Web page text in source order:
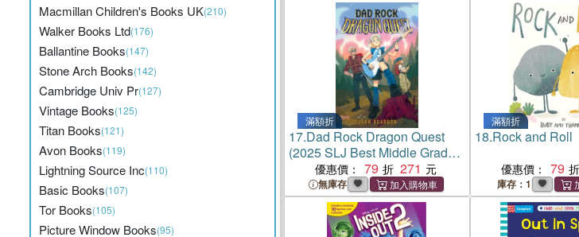
Macmillan Children's Books UK(210)
Walker Books Ltd(176)
Ballantine Books(147)
Stone Arch Books(142)
Cambridge Univ Pr(127)
Vintage Books(125)
Titan Books(121)
Avon Books(119)
Lightning Source Inc(110)
Basic Books(107)
Tor Books(105)
Picture Window Books(95)
滿額折
17.Dad Rock Dragon Quest
(2025 SLJ Best Middle Grade
Books)優惠價： 79 271
無庫存
滿額折
18.Rock and Roll
優惠價： 79
庫存：1